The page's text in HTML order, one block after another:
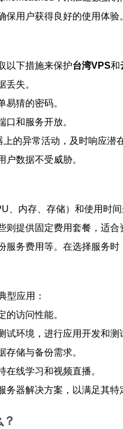
用户获得良好的使用体验
以下措施来保护台湾VPS和
丢失。
易猜的密码。
和服务开放。
的异常活动，及时响应潜
数据不受威胁。
、内存、存储）和使用时
提供固定费用套餐，适合
务费用等。在选择服务
型应用：
的访问性能。
试环境，进行应用开发和测
储与备份需求。
在线学习和视频直播。
器解决方案，以满足其特